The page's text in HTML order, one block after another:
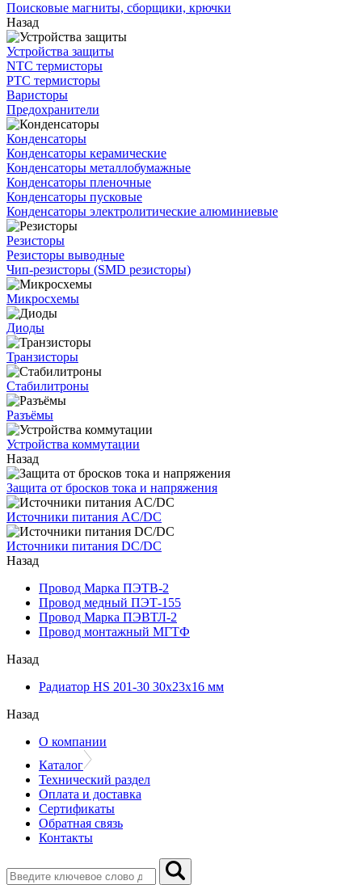
Поисковые магниты, сборщики, крючки
Назад
Устройства защиты
NTC термисторы
PTC термисторы
Варисторы
Предохранители
Конденсаторы
Конденсаторы керамические
Конденсаторы металлобумажные
Конденсаторы пленочные
Конденсаторы пусковые
Конденсаторы электролитические алюминиевые
Резисторы
Резисторы выводные
Чип-резисторы (SMD резисторы)
Микросхемы
Диоды
Транзисторы
Стабилитроны
Разъёмы
Устройства коммутации
Назад
Защита от бросков тока и напряжения
Источники питания AC/DC
Источники питания DC/DC
Назад
Провод Марка ПЭТВ-2
Провод медный ПЭТ-155
Провод Марка ПЭВТЛ-2
Провод монтажный МГТФ
Назад
Радиатор HS 201-30 30х23х16 мм
Назад
О компании
Каталог
Технический раздел
Оплата и доставка
Сертификаты
Обратная связь
Контакты